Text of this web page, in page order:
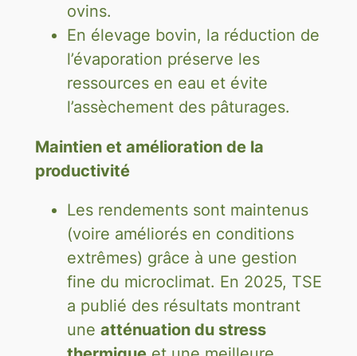
ovins.
En élevage bovin, la réduction de
l’évaporation préserve les
ressources en eau et évite
l’assèchement des pâturages.
Maintien et amélioration de la
productivité
Les rendements sont maintenus
(voire améliorés en conditions
extrêmes) grâce à une gestion
fine du microclimat. En 2025, TSE
a publié des résultats montrant
une atténuation du stress